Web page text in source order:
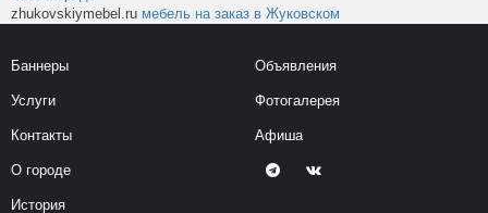
zhukovskiymebel.ru мебель на заказ в Жуковском
Баннеры
Услуги
Контакты
О городе
История
Объявления
Фотогалерея
Афиша